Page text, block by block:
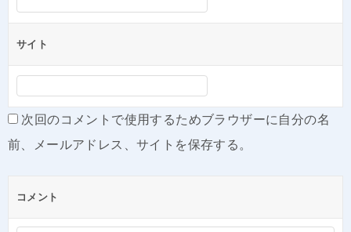
サイト
次回のコメントで使用するためブラウザーに自分の名
前、メールアドレス、サイトを保存する。
コメント